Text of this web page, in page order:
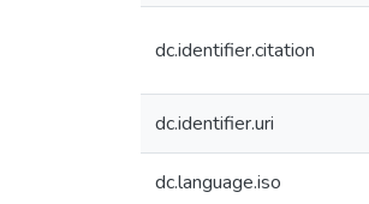
dc.identifier.citation
dc.identifier.uri
dc.language.iso